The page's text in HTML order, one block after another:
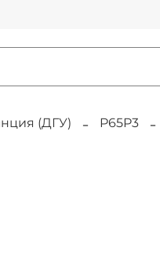
(ДГУ) P65P3